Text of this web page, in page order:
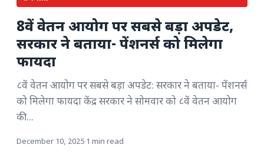
8वें वेतन आयोग पर सबसे बड़ा अपडेट,
सरकार ने बताया- पेंशनर्स को मिलेगा
फायदा
८वें वेतन आयोग पर सबसे बड़ा अपडेट: सरकार ने बताया- पेंशनर्स
को मिलेगा फायदा केंद्र सरकार ने सोमवार को ८वें वेतन आयोग
की...
December 10, 2025·1 min read